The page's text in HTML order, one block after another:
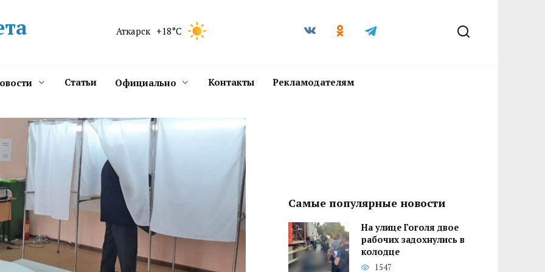
Аткарск +18°C
Статьи Официально Контакты Рекламодателям
Самые популярные новости
На улице Гоголя двое
рабочих задохнулись в
колодце
1547